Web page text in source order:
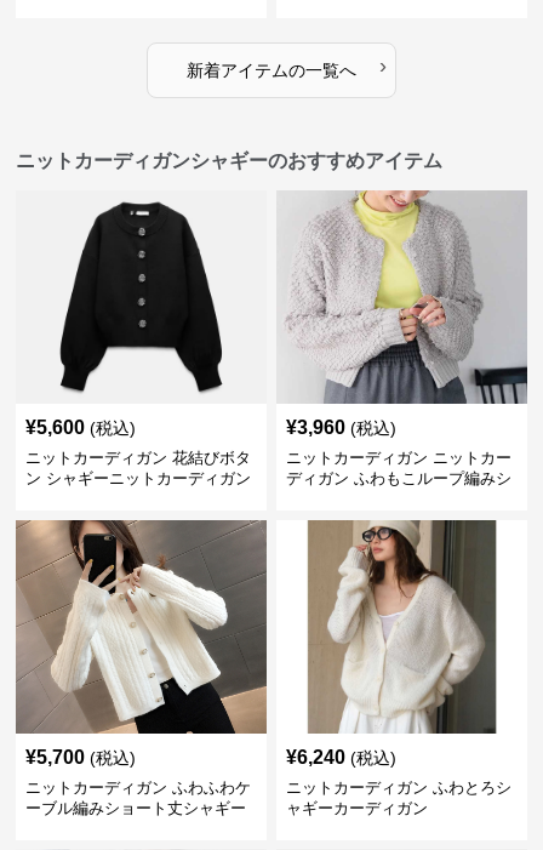
新着アイテムの一覧へ ›
ニットカーディガンシャギーのおすすめアイテム
¥5,600 (税込)
ニットカーディガン 花結びボタ
ン シャギーニットカーディガン
¥3,960 (税込)
ニットカーディガン ニットカー
ディガン ふわもこループ編みシ
¥5,700 (税込)
ニットカーディガン ふわふわケ
ーブル編みショート丈シャギー
¥6,240 (税込)
ニットカーディガン ふわとろシ
ャギーカーディガン